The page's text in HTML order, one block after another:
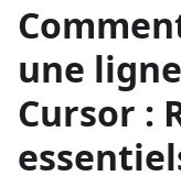
une
Cursor :